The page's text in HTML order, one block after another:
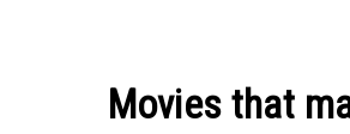
Movies that